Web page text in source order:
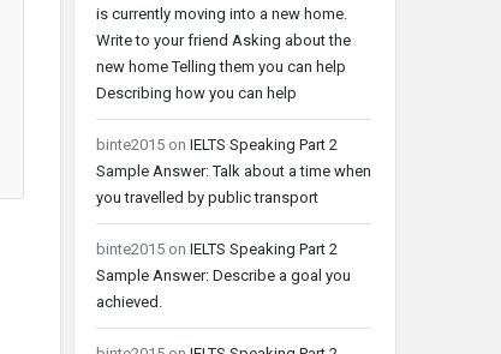
is currently moving into a new home.
Write to your friend Asking about the
new home Telling them you can help
Describing how you can help
binte2015 on IELTS Speaking Part 2
Sample Answer: Talk about a time when
you travelled by public transport
binte2015 on IELTS Speaking Part 2
Sample Answer: Describe a goal you
achieved.